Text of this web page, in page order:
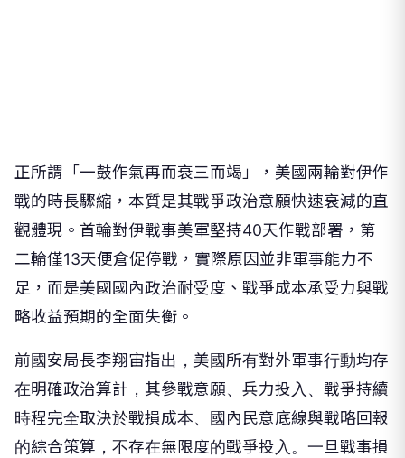
正所謂「一鼓作氣再而衰三而竭」，美國兩輪對伊作
戰的時長驟縮，本質是其戰爭政治意願快速衰減的直
觀體現。首輪對伊戰事美軍堅持40天作戰部署，第
二輪僅13天便倉促停戰，實際原因並非軍事能力不
足，而是美國國內政治耐受度、戰爭成本承受力與戰
略收益預期的全面失衡。
前國安局長李翔宙指出，美國所有對外軍事行動均存
在明確政治算計，其參戰意願、兵力投入、戰爭持續
時程完全取決於戰損成本、國內民意底線與戰略回報
的綜合策算，不存在無限度的戰爭投入。一旦戰事損